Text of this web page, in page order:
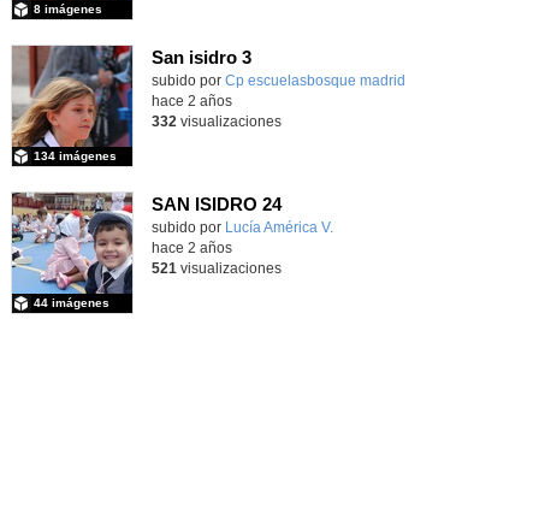
8 imágenes
San isidro 3
subido por Cp escuelasbosque madrid
134 imágenes
hace 2 años
332 visualizaciones
SAN ISIDRO 24
Contenido educativo.
subido por Lucía América V.
44 imágenes
hace 2 años
521 visualizaciones